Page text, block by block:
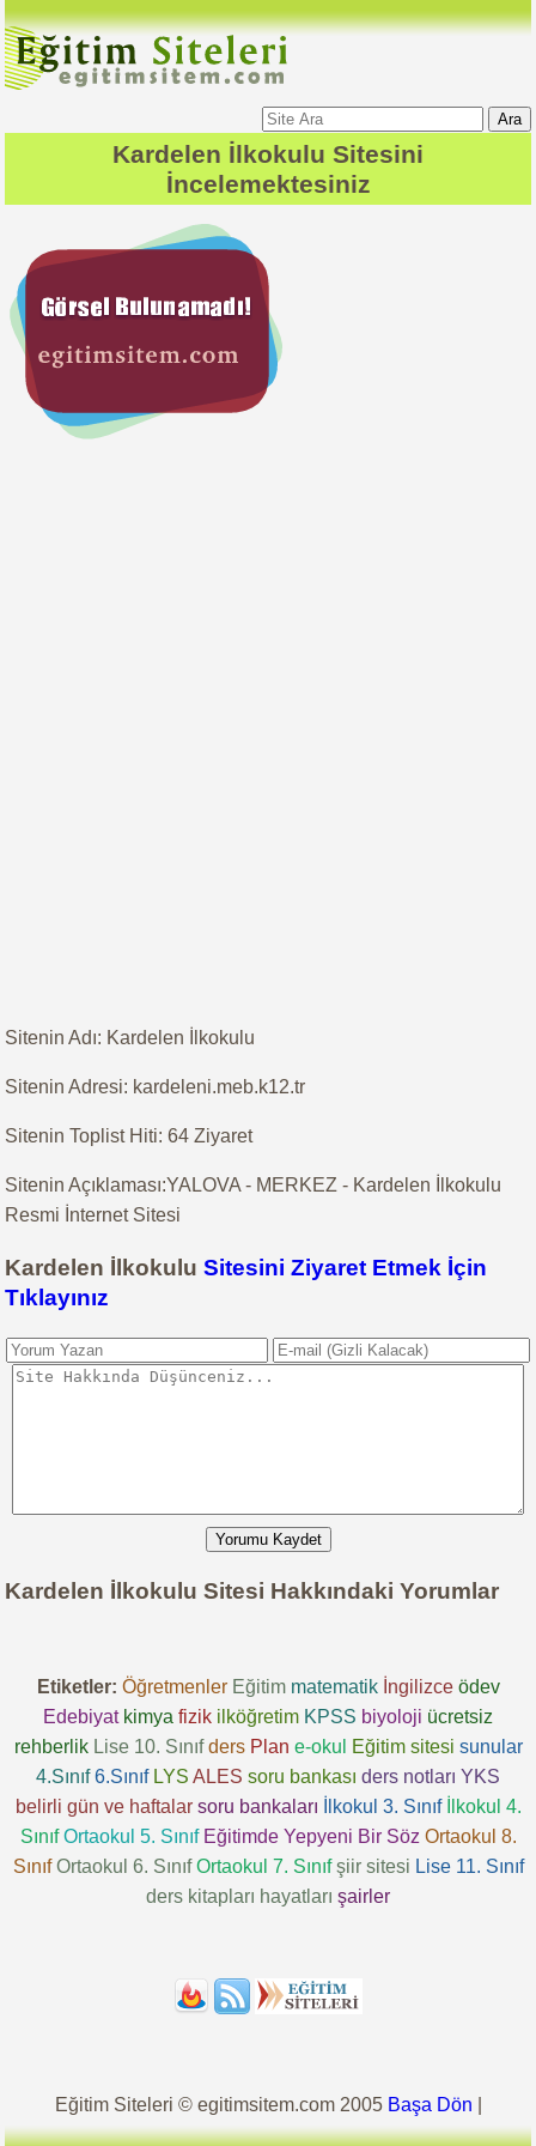
Ara
Kardelen İlkokulu Sitesini
İncelemektesiniz
Sitenin Adı: Kardelen İlkokulu
Sitenin Adresi: kardeleni.meb.k12.tr
Sitenin Toplist Hiti: 64 Ziyaret
Sitenin Açıklaması:YALOVA - MERKEZ - Kardelen İlkokulu
Resmi İnternet Sitesi
Kardelen İlkokuluSitesini Ziyaret Etmek İçin
Tıklayınız
Yorumu Kaydet
Kardelen İlkokulu Sitesi Hakkındaki Yorumlar
Etiketler: Öğretmenler Eğitim matematik İngilizce ödev
Edebiyat kimya fizik ilköğretim KPSS biyoloji ücretsiz
rehberlik Lise 10. Sınıf ders Plan e-okul Eğitim sitesi sunular
4.Sınıf 6.Sınıf LYS ALES soru bankası ders notları YKS
belirli gün ve haftalar soru bankaları İlkokul 3. Sınıf
İlkokul 4.
Sınıf Ortaokul 5. Sınıf Eğitimde Yepyeni Bir Söz Ortaokul 8.
Sınıf Ortaokul 6. Sınıf Ortaokul 7. Sınıf şiir sitesi Lise 11. Sınıf
ders kitapları hayatları şairler
Eğitim Siteleri © egitimsitem.com 2005 Başa Dön